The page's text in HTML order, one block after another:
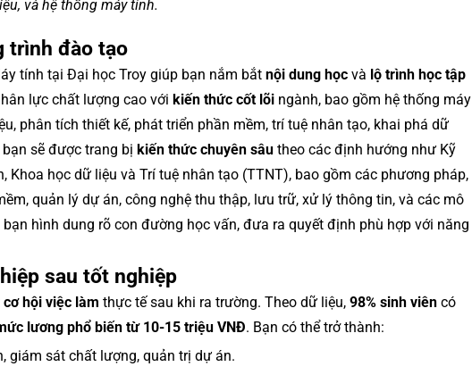
và hệ thống máy tính.
trình đào tạo
tính tại Đại học Troy giúp bạn nắm bắt nội dung học và lộ trình học tập
lực chất lượng cao với kiến thức cốt lõi ngành, bao gồm hệ thống máy
phân tích thiết kế, phát triển phần mềm, trí tuệ nhân tạo, khai phá dữ
sẽ được trang bị kiến thức chuyên sâu theo các định hướng như Kỹ
Khoa học dữ liệu và Trí tuệ nhân tạo (TTNT), bao gồm các phương pháp,
quản lý dự án, công nghệ thu thập, lưu trữ, xử lý thông tin, và các mô
hình dung rõ con đường học vấn, đưa ra quyết định phù hợp với năng
sau tốt nghiệp
cơ hội việc làm thực tế sau khi ra trường. Theo dữ liệu, 98% sinh viên có
lương phổ biến từ 10-15 triệu VNĐ. Bạn có thể trở thành:
giám sát chất lượng, quản trị dự án.